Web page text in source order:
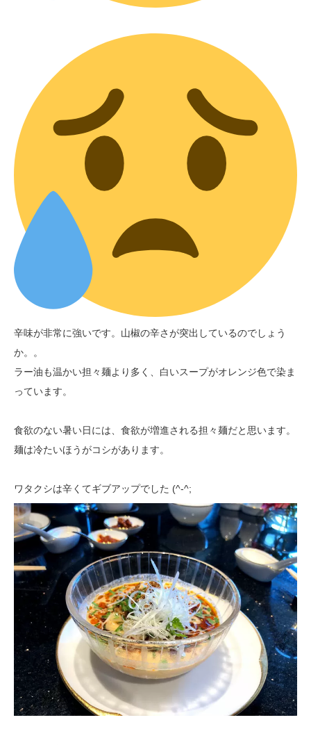
辛味が非常に強いです。山椒の辛さが突出しているのでしょう
か。。
ラー油も温かい担々麺より多く、白いスープがオレンジ色で染ま
っています。
食欲のない暑い日には、食欲が増進される担々麺だと思います。
麺は冷たいほうがコシがあります。
ワタクシは辛くてギブアップでした (^-^;